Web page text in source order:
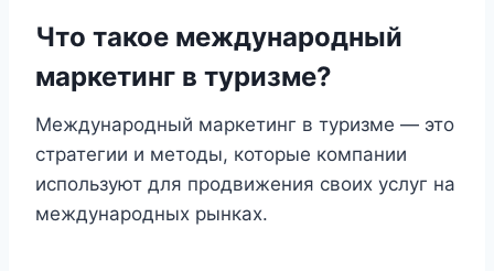
Что такое международный
маркетинг в туризме?
Международный маркетинг в туризме — это
стратегии и методы, которые компании
используют для продвижения своих услуг на
международных рынках.